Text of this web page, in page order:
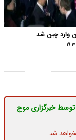
وارد چین شد
خبرگزاری موج
شد.